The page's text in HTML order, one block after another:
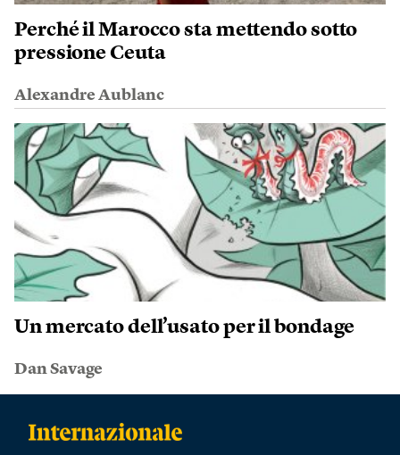
Perché il Marocco sta mettendo sotto
pressione Ceuta
Alexandre Aublanc
Un mercato dell’usato per il bondage
Dan Savage